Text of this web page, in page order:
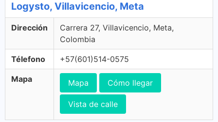
Logysto, Villavicencio, Meta
Dirección
Carrera 27, Villavicencio, Meta,
Colombia
Télefono +57(601)514-0575
Mapa Mapa Cómo llegar
Vista de calle